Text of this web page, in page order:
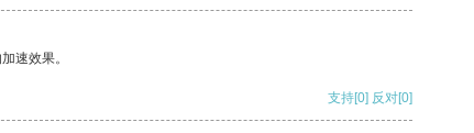
速效果。
支持[0] 反对[0]